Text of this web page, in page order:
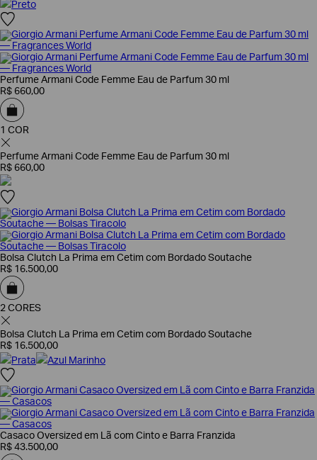
Preto
Perfume Armani Code Femme Eau de Parfum 30 ml
R$ 660,00
1 COR
Perfume Armani Code Femme Eau de Parfum 30 ml
R$ 660,00
Bolsa Clutch La Prima em Cetim com Bordado Soutache
R$ 16.500,00
2 CORES
Bolsa Clutch La Prima em Cetim com Bordado Soutache
R$ 16.500,00
Prata
Azul Marinho
Casaco Oversized em Lã com Cinto e Barra Franzida
R$ 43.500,00